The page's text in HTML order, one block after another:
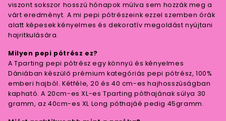
viszont sokszor hosszú hónapok múlva sem hozzák meg a
várt eredményt. A mi pepi pótrészeink ezzel szemben órák
alatt képesek kényelmes és dekoratív megoldást nyújtani
hajritkulására.
Milyen pepi pótrész ez?
A Tparting pepi pótrész egy könnyű és kényelmes
Dániában készülő prémium kategóriás pepi pótrész, 100%
emberi hajból. Kétféle, 20 és 40 cm-es hajhosszúságban
kapható. A 20cm-es XL-es Tparting póthajának súlya 30
gramm, az 40cm-es XL Long póthajáé pedig 45gramm.